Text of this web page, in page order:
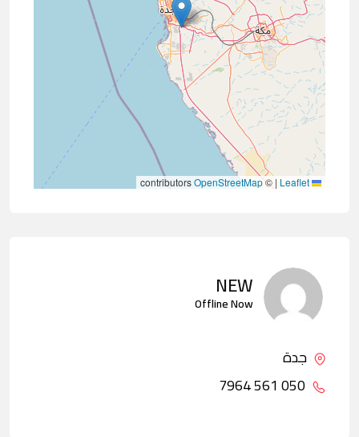
|
©
OpenStreetMap
NEW
Offline Now
جدة